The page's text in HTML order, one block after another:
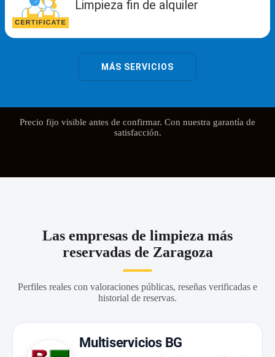
Precio fijo visible antes de confirmar. Con nuestra garantía de
satisfacción.
Las empresas de limpieza más
reservadas de Zaragoza
Perfiles reales con valoraciones públicas, reseñas verificadas e
historial de reservas.